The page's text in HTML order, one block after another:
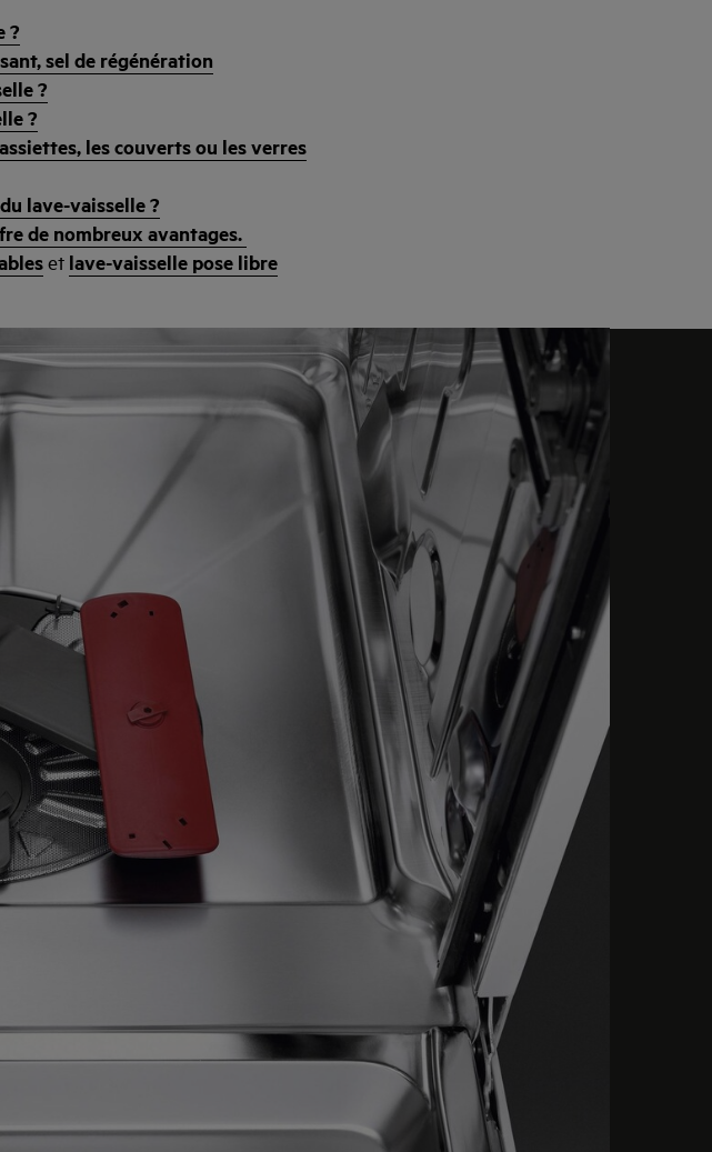
?
sel de régénération
?
?
les couverts ou les verres
lave-vaisselle ?
de nombreux avantages.
et lave-vaisselle pose libre